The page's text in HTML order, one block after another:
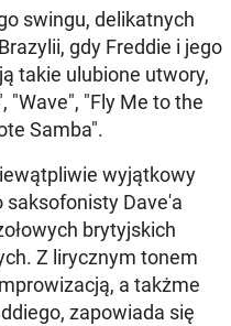
swingu, delikatnych
gdy Freddie i jego
takie ulubione utwory,
"Wave", "Fly Me to the
Samba".
wyjątkowy
saksofonisty Dave'a
brytyjskich
Z lirycznym tonem
a takżme
zapowiada się